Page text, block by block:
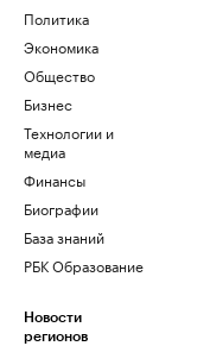
Политика
Экономика
Общество
Бизнес
Технологии и
медиа
Финансы
Биографии
База знаний
РБК Образование
Новости
регионов